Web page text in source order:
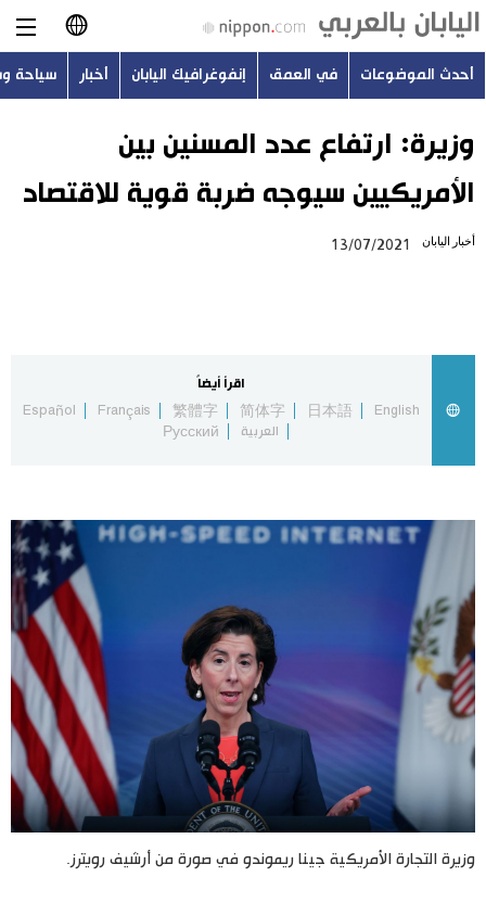
日本語
English
简体字
Русский
أحدث الموضوعات
اليابان في فيديو
مانغا وأنيمي
علوم وتكنولوجيا
الأقسام
أشخاص
اللغة اليابانية تواصل معنا
أحدث الموضوعات في العمق إنفوغرافيك اليابان أخبار سياحة
وزيرة: ارتفاع عدد المسنين بين
الأمريكيين سيوجه ضربة قوية للاقتصاد
أخبار اليابان 13/07/2021
اقرأ أيضاً
English
日本語
简体字
繁體字
Français
Español
العربية
Русский
وزيرة التجارة الأمريكية جينا ريموندو في صورة من أرشيف رويترز.